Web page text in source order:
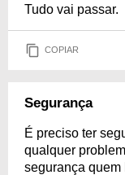
Tudo vai passar.
COPIAR
Segurança
É preciso ter
qualquer
segurança